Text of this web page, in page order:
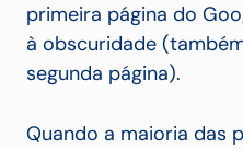
primeira página do
à obscuridade
segunda página).
Quando a maioria das